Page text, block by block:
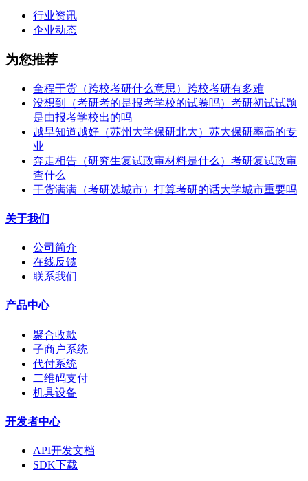
行业资讯
企业动态
为您推荐
全程干货（跨校考研什么意思）跨校考研有多难
没想到（考研考的是报考学校的试卷吗）考研初试试题
是由报考学校出的吗
越早知道越好（苏州大学保研北大）苏大保研率高的专
业
奔走相告（研究生复试政审材料是什么）考研复试政审
查什么
干货满满（考研选城市）打算考研的话大学城市重要吗
关于我们
公司简介
在线反馈
联系我们
产品中心
聚合收款
子商户系统
代付系统
二维码支付
机具设备
开发者中心
API开发文档
SDK下载